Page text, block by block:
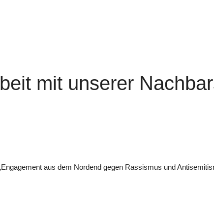
mit unserer
aus dem Nordend gegen Rassismus und